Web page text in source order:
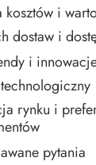
kosztów i
dostaw i
i
rynku i
pytania